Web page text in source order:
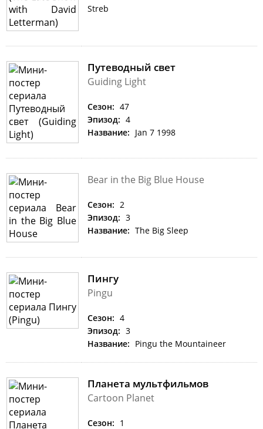
Streb
Путеводный свет
Guiding Light
Сезон: 47
Эпизод: 4
Название: Jan 7 1998
Bear in the Big Blue House
Сезон: 2
Эпизод: 3
Название: The Big Sleep
Пингу
Pingu
Сезон: 4
Эпизод: 3
Название: Pingu the Mountaineer
Планета мультфильмов
Cartoon Planet
Сезон: 1